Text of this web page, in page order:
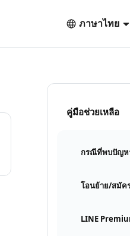
ภาษาไทย
คู่มือช่วยเหลือ
กรณีที่พบปัญห
โอนย้าย/สมัค
LINE